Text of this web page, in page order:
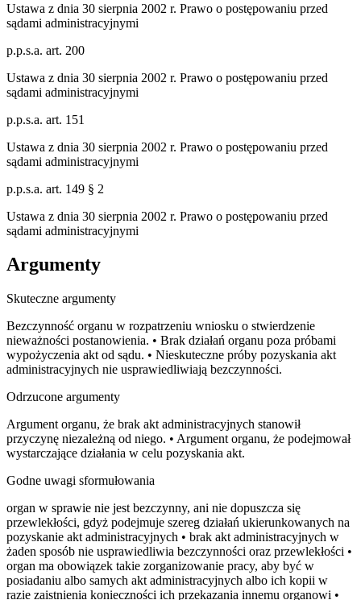
Ustawa z dnia 30 sierpnia 2002 r. Prawo o postępowaniu przed
sądami administracyjnymi
p.p.s.a. art. 200
Ustawa z dnia 30 sierpnia 2002 r. Prawo o postępowaniu przed
sądami administracyjnymi
p.p.s.a. art. 151
Ustawa z dnia 30 sierpnia 2002 r. Prawo o postępowaniu przed
sądami administracyjnymi
p.p.s.a. art. 149 § 2
Ustawa z dnia 30 sierpnia 2002 r. Prawo o postępowaniu przed
sądami administracyjnymi
Argumenty
Skuteczne argumenty
Bezczynność organu w rozpatrzeniu wniosku o stwierdzenie
nieważności postanowienia. • Brak działań organu poza próbami
wypożyczenia akt od sądu. • Nieskuteczne próby pozyskania akt
administracyjnych nie usprawiedliwiają bezczynności.
Odrzucone argumenty
Argument organu, że brak akt administracyjnych stanowił
przyczynę niezależną od niego. • Argument organu, że podejmował
wystarczające działania w celu pozyskania akt.
Godne uwagi sformułowania
organ w sprawie nie jest bezczynny, ani nie dopuszcza się
przewlekłości, gdyż podejmuje szereg działań ukierunkowanych na
pozyskanie akt administracyjnych • brak akt administracyjnych w
żaden sposób nie usprawiedliwia bezczynności oraz przewlekłości •
organ ma obowiązek takie zorganizowanie pracy, aby być w
posiadaniu albo samych akt administracyjnych albo ich kopii w
razie zaistnienia konieczności ich przekazania innemu organowi •